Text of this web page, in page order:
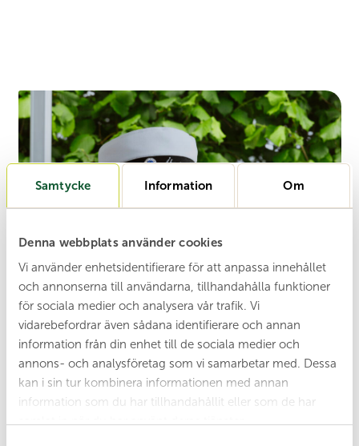
Samtycke Information Om
Denna webbplats använder cookies
Vi använder enhetsidentifierare för att anpassa innehållet
och annonserna till användarna, tillhandahålla funktioner
för sociala medier och analysera vår trafik. Vi
vidarebefordrar även sådana identifierare och annan
information från din enhet till de sociala medier och
annons- och analysföretag som vi samarbetar med. Dessa
kan i sin tur kombinera informationen med annan
information som du har tillhandahållit eller som de har